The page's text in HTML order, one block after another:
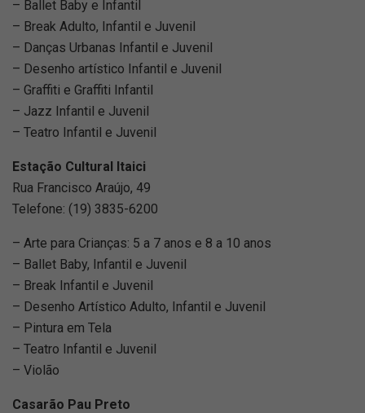
– Ballet Baby e Infantil
– Break Adulto, Infantil e Juvenil
– Danças Urbanas Infantil e Juvenil
– Desenho artístico Infantil e Juvenil
– Graffiti e Graffiti Infantil
– Jazz Infantil e Juvenil
– Teatro Infantil e Juvenil
Estação Cultural Itaici
Rua Francisco Araújo, 49
Telefone: (19) 3835-6200
– Arte para Crianças: 5 a 7 anos e 8 a 10 anos
– Ballet Baby, Infantil e Juvenil
– Break Infantil e Juvenil
– Desenho Artístico Adulto, Infantil e Juvenil
– Pintura em Tela
– Teatro Infantil e Juvenil
– Violão
Casarão Pau Preto